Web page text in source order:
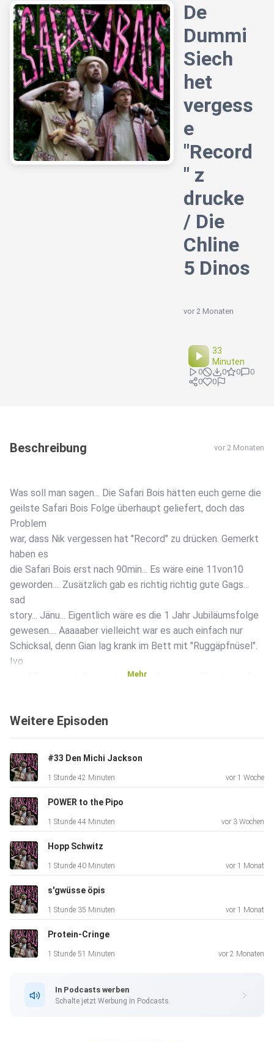
De
Dummi
Siech
het
vergess
e
"Record
" z
drucke
/ Die
Chline
5 Dinos
vor 2 Monaten
33
Minuten
0 0 0
0
0
0
Beschreibung vor 2 Monaten
Was soll man sagen... Die Safari Bois hätten euch gerne die
geilste Safari Bois Folge überhaupt geliefert, doch das
Problem
war, dass Nik vergessen hat "Record" zu drücken. Gemerkt
haben es
die Safari Bois erst nach 90min... Es wäre eine 11von10
geworden.... Zusätzlich gab es richtig richtig gute Gags...
sad
story... Jänu... Eigentlich wäre es die 1 Jahr Jubiläumsfolge
gewesen.... Aaaaaber vielleicht war es auch einfach nur
Schicksal, denn Gian lag krank im Bett mit "Ruggäpfnüsel".
Ivo
und Nik sind sich fast sicher, dass Gian einen Voodoo auf
wünschen
eine
vorgezogene "Die Chline 5" die wir vor einigen Wochen
aufgezeichnet haben. Welches ist euer Lieblingsdino?
Mehr
Weitere Episoden
#33 Den Michi Jackson
1 Stunde 42 Minuten vor 1 Woche
POWER to the Pipo
1 Stunde 44 Minuten vor 3 Wochen
Hopp Schwitz
1 Stunde 40 Minuten vor 1 Monat
s'gwüsse öpis
1 Stunde 35 Minuten vor 1 Monat
Protein-Cringe
1 Stunde 51 Minuten vor 2 Monaten
In Podcasts werben
Schalte jetzt Werbung in Podcasts.